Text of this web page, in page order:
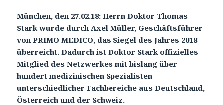
München, den 27.02.18: Herrn Doktor Thomas
Stark wurde durch Axel Müller, Geschäftsführer
von PRIMO MEDICO, das Siegel des Jahres 2018
überreicht. Dadurch ist Doktor Stark offizielles
Mitglied des Netzwerkes mit bislang über
hundert medizinischen Spezialisten
unterschiedlicher Fachbereiche aus Deutschland,
Österreich und der Schweiz.